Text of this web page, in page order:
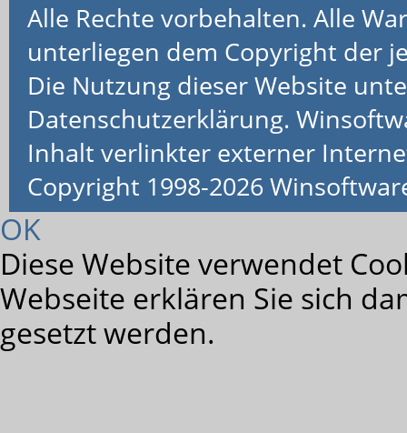
Alle Rechte vorbehalten. Alle
unterliegen dem Copyright der
Die Nutzung dieser Website
Datenschutzerklärung.
Inhalt verlinkter externer
Copyright 1998-2026
OK
Diese Website verwendet
Webseite erklären Sie sich
gesetzt werden.